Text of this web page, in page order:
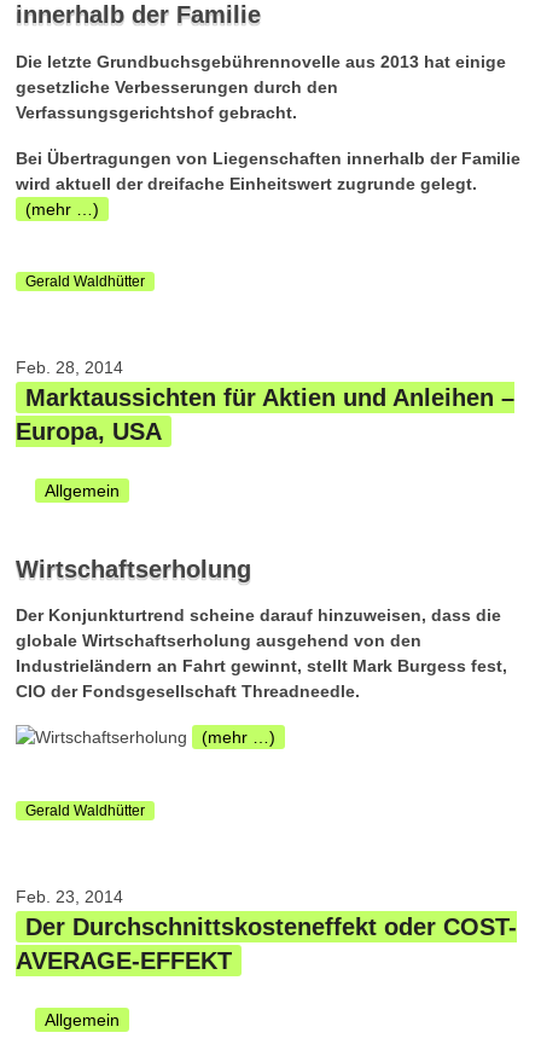
innerhalb der Familie
Die letzte Grundbuchsgebührennovelle aus 2013 hat einige
gesetzliche Verbesserungen durch den
Verfassungsgerichtshof gebracht.
Bei Übertragungen von Liegenschaften innerhalb der Familie
wird aktuell der dreifache Einheitswert zugrunde gelegt.
(mehr …)
Gerald Waldhütter
Feb. 28, 2014
Marktaussichten für Aktien und Anleihen –
Europa, USA
Allgemein
Wirtschaftserholung
Der Konjunkturtrend scheine darauf hinzuweisen, dass die
globale Wirtschaftserholung ausgehend von den
Industrieländern an Fahrt gewinnt, stellt Mark Burgess fest,
CIO der Fondsgesellschaft Threadneedle.
(mehr …)
Gerald Waldhütter
Feb. 23, 2014
Der Durchschnittskosteneffekt oder COST-
AVERAGE-EFFEKT
Allgemein